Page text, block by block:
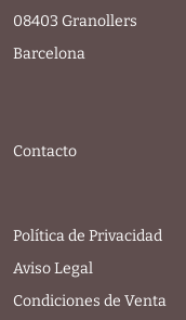
08403 Granollers
Barcelona
Contacto
Política de Privacidad
Aviso Legal
Condiciones de Venta